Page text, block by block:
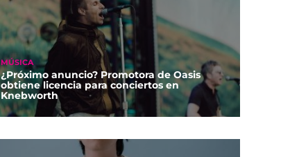
MÚSICA
¿Próximo anuncio? Promotora de Oasis
obtiene licencia para conciertos en
Knebworth